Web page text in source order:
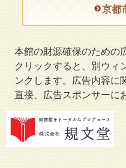
京都
本館の財源確保のための
クリックすると、別ウィ
ンクします。広告内容に
直接、広告スポンサーに